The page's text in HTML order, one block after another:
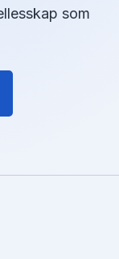
som